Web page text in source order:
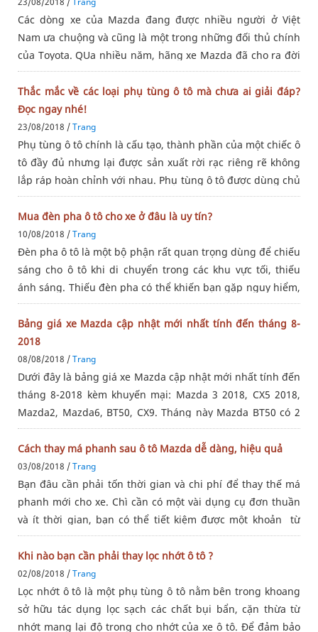
Các dòng xe của Mazda đang được nhiều người ở Việt
Nam ưa chuộng và cũng là một trong những đối thủ chính
của Toyota. QUa nhiều năm, hãng xe Mazda đã cho ra đời
rất nhiều dòng xe khác nhau để phục vụ người tiêu dùng.
Vậy hãy cùng tìm
Thắc mắc về các loại phụ tùng ô tô mà chưa ai giải đáp?
Đọc ngay nhé!
23/08/2018 /Trang
Phụ tùng ô tô chính là cấu tạo, thành phần của một chiếc ô
tô đầy đủ nhưng lại được sản xuất rời rạc riêng rẽ không
lắp ráp hoàn chỉnh với nhau. Phụ tùng ô tô được dùng chủ
yếu để thay thế những bộ phận ô tô khi đã cũ hoặc hỏng.
Nhưng
Mua đèn pha ô tô cho xe ở đâu là uy tín?
10/08/2018 /Trang
Đèn pha ô tô là một bộ phận rất quan trọng dùng để chiếu
sáng cho ô tô khi di chuyển trong các khu vực tối, thiếu
ánh sáng. Thiếu đèn pha có thể khiến bạn gặp nguy hiểm,
gây tai nạn khi đi trên đường. Cách thức bảo dưỡng hệ
thống
Bảng giá xe Mazda cập nhật mới nhất tính đến tháng 8-
2018
08/08/2018 /Trang
Dưới đây là bảng giá xe Mazda cập nhật mới nhất tính đến
tháng 8-2018 kèm khuyến mại: Mazda 3 2018, CX5 2018,
Mazda2, Mazda6, BT50, CX9. Tháng này Mazda BT50 có 2
phiên bản mới và giá cũng giảm so với tháng trước. Bảng
giá xe
Cách thay má phanh sau ô tô Mazda dễ dàng, hiệu quả
03/08/2018 /Trang
Bạn đâu cần phải tốn thời gian và chi phí để thay thế má
phanh mới cho xe. Chì cần có một vài dụng cụ đơn thuần
và ít thời gian, bạn có thể tiết kiệm được một khoản từ
việc tự mua má phanh sau và thay thế cho xe của mình.
Hôm
Khi nào bạn cần phải thay lọc nhớt ô tô ?
02/08/2018 /Trang
Lọc nhớt ô tô là một phụ tùng ô tô nằm bên trong khoang
sở hữu tác dụng lọc sạch các chất bụi bẩn, cặn thừa từ
nhớt mang lại độ trong cho nhớt của xe ô tô. Để đảm bảo